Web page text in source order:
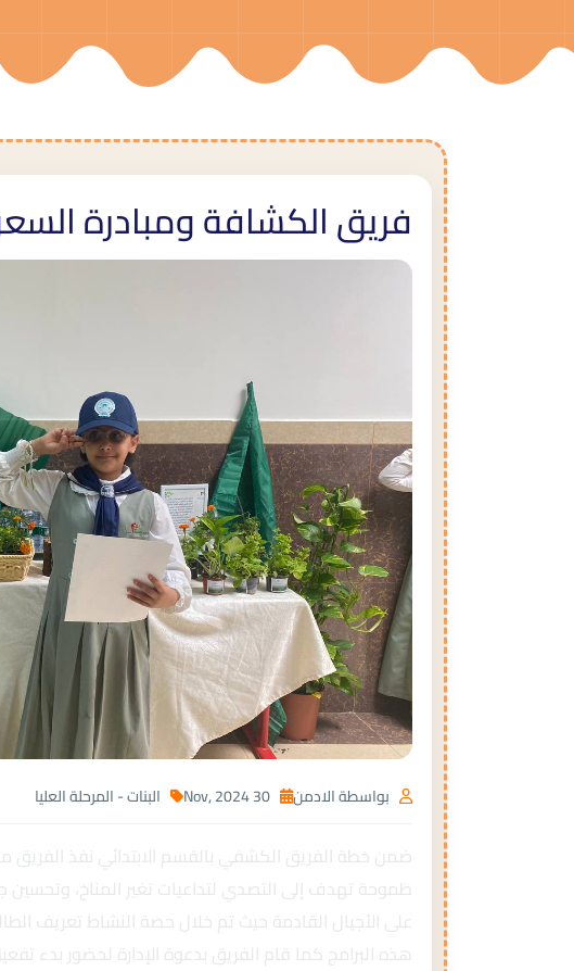
فريق الكشافة ومبادرة
بواسطة الادمن البنات - المرحلة العليا
ضمن خطة الفريق الكشفي بالقسم الابتدائي نفذ الفريق
طَموحة تهدف إلى التصدي لتداعيات تغير المناخ، وتحسين
على الأجيال القادمة حيث تم خلال حصة النشاط تعريف
هذه البرامج كما قام الفريق بدعوة الإدارة لحضور بدء